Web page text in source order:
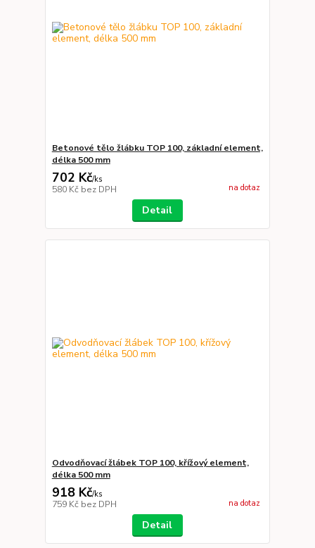
Betonové tělo žlábku TOP 100, základní element,
délka 500 mm
702 Kč/ks
580 Kč bez DPH na dotaz
Detail
Odvodňovací žlábek TOP 100, křížový element,
délka 500 mm
918 Kč/ks
759 Kč bez DPH na dotaz
Detail